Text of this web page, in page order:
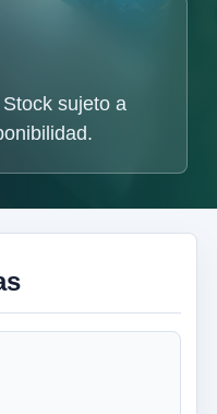
sujeto a